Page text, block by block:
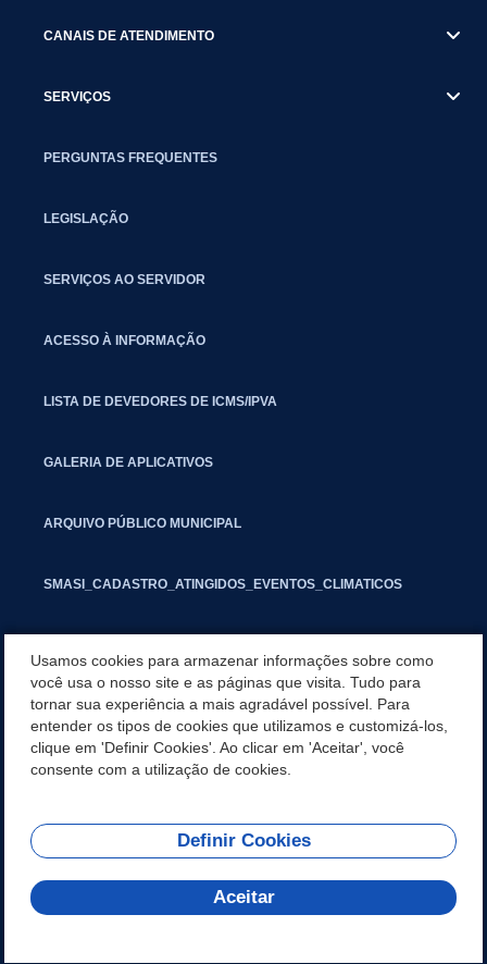
CANAIS DE ATENDIMENTO
SERVIÇOS
PERGUNTAS FREQUENTES
LEGISLAÇÃO
SERVIÇOS AO SERVIDOR
ACESSO À INFORMAÇÃO
LISTA DE DEVEDORES DE ICMS/IPVA
GALERIA DE APLICATIVOS
ARQUIVO PÚBLICO MUNICIPAL
SMASI_CADASTRO_ATINGIDOS_EVENTOS_CLIMATICOS
INFORMATIVO PIT
SEGUNDA VIA IPTU
REDES SOCIAIS
Usamos cookies para armazenar informações sobre como
você usa o nosso site e as páginas que visita. Tudo para
tornar sua experiência a mais agradável possível. Para
entender os tipos de cookies que utilizamos e customizá-los,
clique em 'Definir Cookies'. Ao clicar em 'Aceitar', você
consente com a utilização de cookies.
Definir Cookies
Aceitar